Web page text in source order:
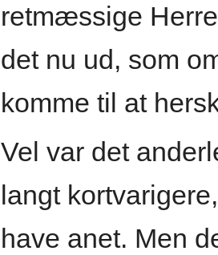
retmæssige
det nu ud, som
komme til at
Vel var det
langt
have anet. Men